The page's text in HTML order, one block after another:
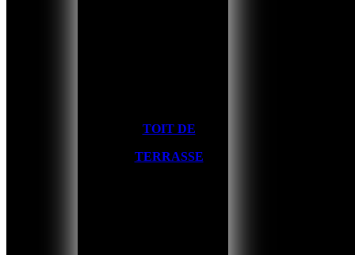
TOIT DE
TERRASSE